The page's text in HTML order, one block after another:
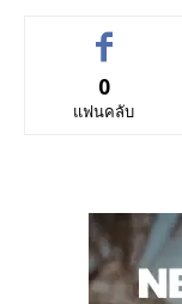
0
แฟนคลับ